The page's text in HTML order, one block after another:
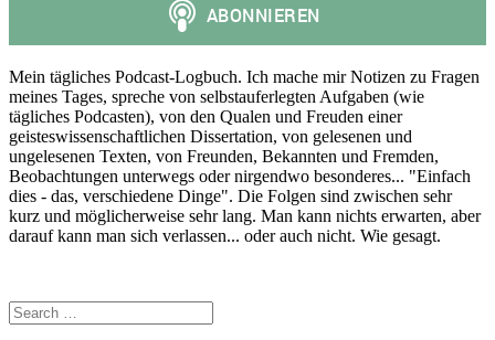
Mein tägliches Podcast-Logbuch. Ich mache mir Notizen zu Fragen
meines Tages, spreche von selbstauferlegten Aufgaben (wie
tägliches Podcasten), von den Qualen und Freuden einer
geisteswissenschaftlichen Dissertation, von gelesenen und
ungelesenen Texten, von Freunden, Bekannten und Fremden,
Beobachtungen unterwegs oder nirgendwo besonderes... "Einfach
dies - das, verschiedene Dinge". Die Folgen sind zwischen sehr
kurz und möglicherweise sehr lang. Man kann nichts erwarten, aber
darauf kann man sich verlassen... oder auch nicht. Wie gesagt.
Search
for: